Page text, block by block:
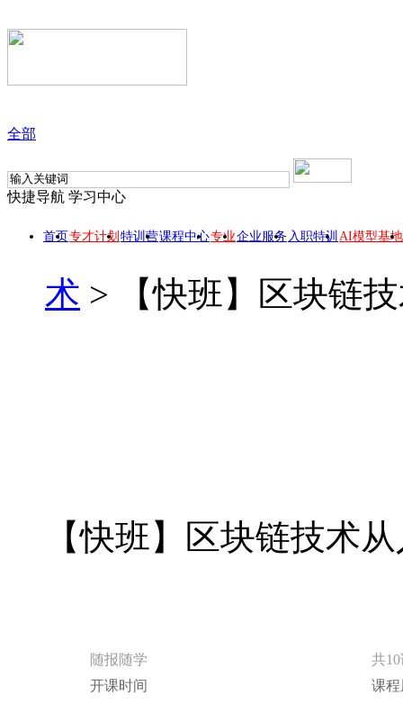
全部
快捷导航 学习中心
首页专才计划 特训营课程中心专业企业服务 入职特训 AI模型基地
术 >
【快班】区块链
招生中
分享